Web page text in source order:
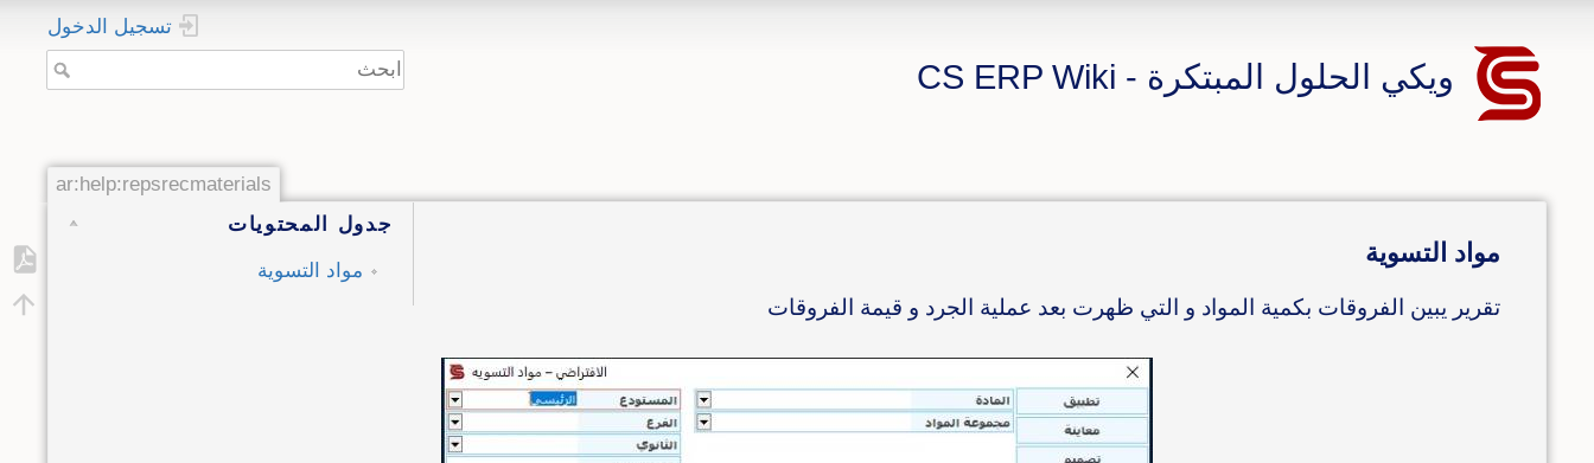
ويكي الحلول المبتكرة - CS ERP Wiki
تسجيل الدخول
ar:help:repsrecmaterials
جدول المحتويات
مواد التسوية
مواد التسوية
تقرير يبين الفروقات بكمية المواد و التي ظهرت بعد عملية الجرد و قيمة الفروقات